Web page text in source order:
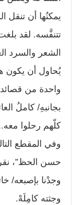
يمكنُها أن تنقل
تتنفَّسه. لقد
الشعر والسرد
يُحاول أن يكون
واحدة من
بجانبهِ/ كاملُ
كلّهم رحلوا
وفي المقطع
حسن الحظ”،
وجدْنا بإصبعه/
وجثته كامِلَهْ.